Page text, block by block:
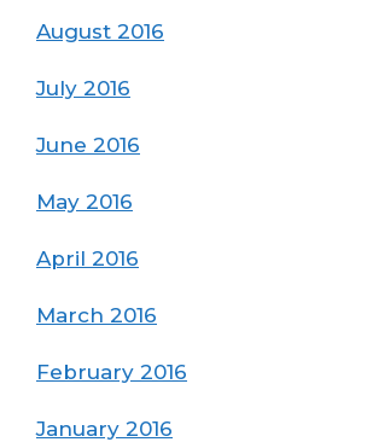
August 2016
July 2016
June 2016
May 2016
April 2016
March 2016
February 2016
January 2016